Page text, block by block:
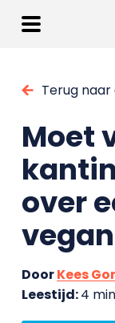
Terug
Moet
over
DoorKees
Leestijd:4